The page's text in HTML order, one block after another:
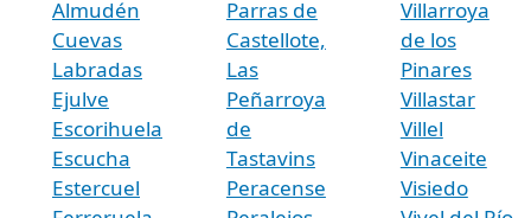
Almudén
Cuevas
Labradas
Ejulve
Escorihuela
Escucha
Estercuel
Parras de
Castellote,
Las
Peñarroya
de
Tastavins
Peracense
Villarroya
de los
Pinares
Villastar
Villel
Vinaceite
Visiedo